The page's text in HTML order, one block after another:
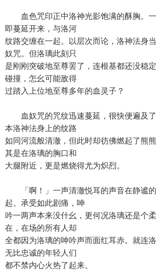
血色咒印正中洛神光影饱满的酥胸。一
即蔓延开来，与洛河
纹路交缠在一起。以层次而论，洛神法身
奴咒。但洛璃此刻只
是刚刚突破地至尊罢了，连根基都还没稳
碰撞，怎幺可能敌得
过踏入上位地至尊多年的血灵子？
血奴咒的咒纹迅速蔓延，很快便遍及了
本洛神法身上的纹路
如同河流般清澈，但此时却彷佛燃起了熊
其是在洛璃的胸口和
大腿附近，更是燃烧得尤为炽烈。
「啊！」一声清澈悦耳的声音在静谧的
起。承受如此剧痛，呻
吟一两声本来没什幺，更何况洛璃还是个
在，在场的所有人却
全都因为洛璃的呻吟声而面红耳赤。就连
无比忠诚的年轻人们
都不禁内心火热了起来。